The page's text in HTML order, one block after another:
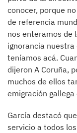
conocer, porque
de referencia
nos enteramos de
ignorancia
teníamos acá.
dijeron A Coruña,
muchos de ellos
emigración
García destacó
servicio a todos